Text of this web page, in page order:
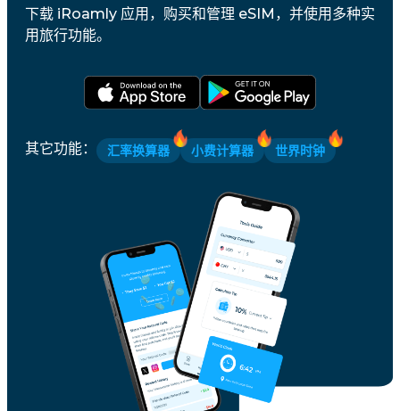
下载 iRoamly 应用，购买和管理 eSIM，并使用多种实
用旅行功能。
其它功能： 汇率换算器 小费计算器 世界时钟